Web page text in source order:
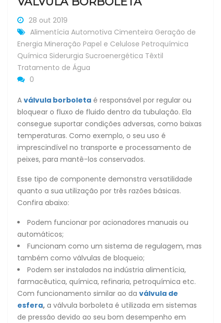
28 out 2019
Alimentícia Automotiva Cimenteira Geração de
Energia Mineração Papel e Celulose Petroquímica
Química Siderurgia Sucroenergética Têxtil
Tratamento de Água
0
A válvula borboleta é responsável por regular ou
bloquear o fluxo de fluido dentro da tubulação. Ela
consegue suportar condições adversas, como baixas
temperaturas. Como exemplo, o seu uso é
imprescindível no transporte e processamento de
peixes, para mantê-los conservados.
Esse tipo de componente demonstra versatilidade
quanto a sua utilização por três razões básicas.
Confira abaixo:
Podem funcionar por acionadores manuais ou
automáticos;
Funcionam como um sistema de regulagem, mas
também como válvulas de bloqueio;
Podem ser instalados na indústria alimentícia,
farmacêutica, química, refinaria, petroquímica etc.
Com funcionamento similar ao da válvula de
esfera, a válvula borboleta é utilizada em sistemas
de pressão devido ao seu bom desempenho em